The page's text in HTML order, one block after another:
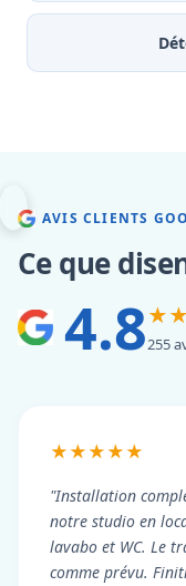
AVIS CLIENTS
Ce que
4.8255
★★★★★
"Installation
notre studio en
lavabo et WC. Le
comme prévu.